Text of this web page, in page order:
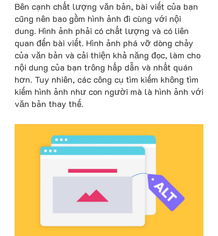
Bên cạnh chất lượng văn bản, bài viết của bạn
cũng nên bao gồm hình ảnh đi cùng với nội
dung. Hình ảnh phải có chất lượng và có liên
quan đến bài viết. Hình ảnh phá vỡ dòng chảy
của văn bản và cải thiện khả năng đọc, làm cho
nội dung của bạn trông hấp dẫn và nhất quán
hơn. Tuy nhiên, các công cụ tìm kiếm không tìm
kiếm hình ảnh như con người mà là hình ảnh với
văn bản thay thế.